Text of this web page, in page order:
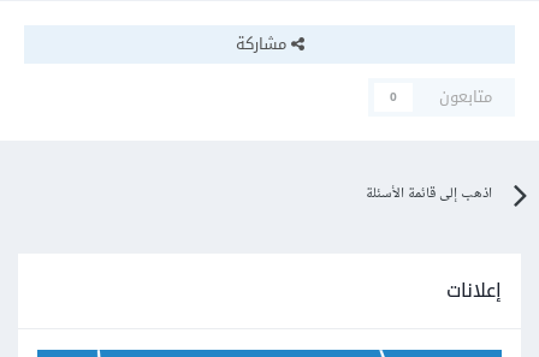
مشاركة
متابعون
0
اذهب إلى قائمة الأسئلة
إعلانات